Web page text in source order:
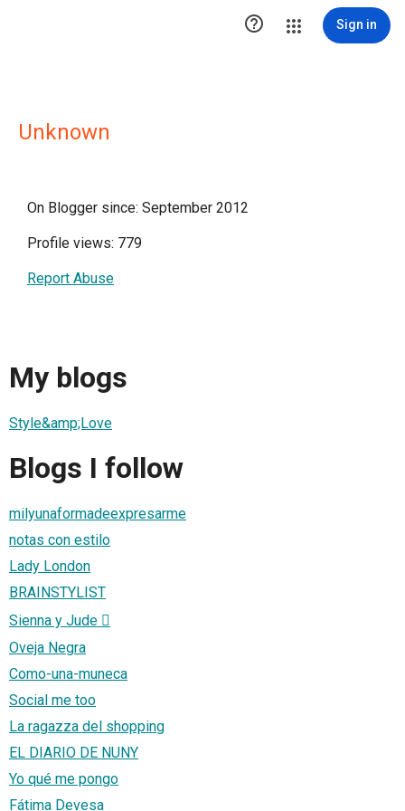
 Sign in
Unknown
On Blogger since: September 2012
Profile views: 779
Report Abuse
My blogs
Style&amp;Love
Blogs I follow
milyunaformadeexpresarme
notas con estilo
Lady London
BRAINSTYLIST
Sienna y Jude 
Oveja Negra
Como-una-muneca
Social me too
La ragazza del shopping
EL DIARIO DE NUNY
Yo qué me pongo
Fátima Devesa